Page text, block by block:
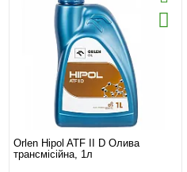
Orlen Hipol ATF II D Олива
трансмісійна, 1л